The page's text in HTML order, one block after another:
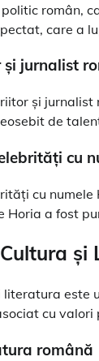
român,
care a
jurnalist
și
de
cu
cu
Horia a fost
și
este
cu
română